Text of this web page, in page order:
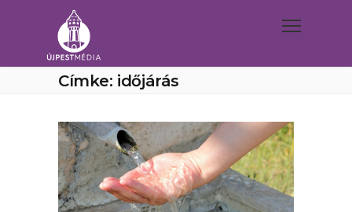
Címke: időjárás